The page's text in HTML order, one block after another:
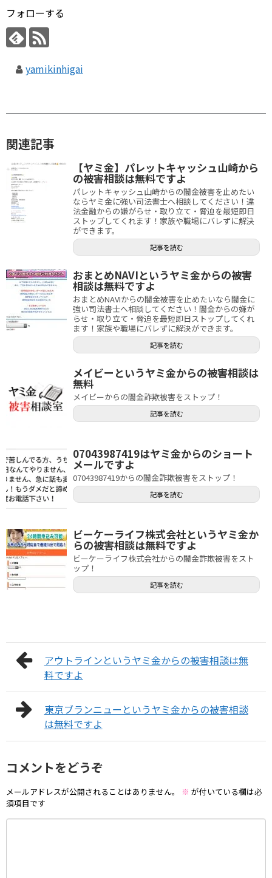
フォローする
yamikinhigai
関連記事
【ヤミ金】パレットキャッシュ山崎から
の被害相談は無料ですよ
パレットキャッシュ山崎からの闇金被害を止めたい
ならヤミ金に強い司法書士へ相談してください！違
法金融からの嫌がらせ・取り立て・脅迫を最短即日
ストップしてくれます！家族や職場にバレずに解決
ができます。
記事を読む
おまとめNAVIというヤミ金からの被害
相談は無料ですよ
おまとめNAVIからの闇金被害を止めたいなら闇金に
強い司法書士へ相談してください！闇金からの嫌が
らせ・取り立て・脅迫を最短即日ストップしてくれ
ます！家族や職場にバレずに解決ができます。
記事を読む
メイビーというヤミ金からの被害相談は
無料
メイビーからの闇金詐欺被害をストップ！
記事を読む
07043987419はヤミ金からのショート
メールですよ
07043987419からの闇金詐欺被害をストップ！
記事を読む
ビーケーライフ株式会社というヤミ金か
らの被害相談は無料ですよ
ビーケーライフ株式会社からの闇金詐欺被害をスト
ップ！
記事を読む
アウトラインというヤミ金からの被害相談は無
料ですよ
東京ブランニューというヤミ金からの被害相談
は無料ですよ
コメントをどうぞ
メールアドレスが公開されることはありません。 ※ が付いている欄は必
須項目です